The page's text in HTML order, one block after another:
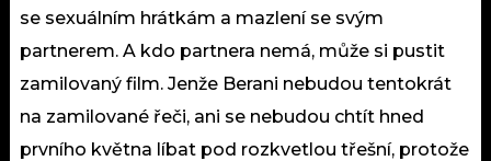
se sexuálním hrátkám a mazlení se svým
partnerem. A kdo partnera nemá, může si pustit
zamilovaný film. Jenže Berani nebudou tentokrát
na zamilované řeči, ani se nebudou chtít hned
prvního května líbat pod rozkvetlou třešní, protože